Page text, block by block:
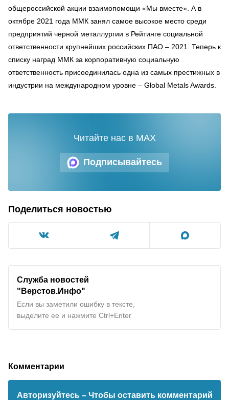
общероссийской акции взаимопомощи «Мы вместе». А в
октябре 2021 года ММК занял самое высокое место среди
предприятий черной металлургии в Рейтинге социальной
ответственности крупнейших российских ПАО – 2021. Теперь к
списку наград ММК за корпоративную социальную
ответственность присоединилась одна из самых престижных в
индустрии на международном уровне – Global Metals Awards.
Подписывайтесь
Читайте нас в MAX
Поделиться новостью
Служба новостей
"Верстов.Инфо"
Если вы заметили ошибку в тексте,
выделите ее и нажмите Ctrl+Enter
Комментарии
Авторизуйтесь – Чтобы оставить комментарий